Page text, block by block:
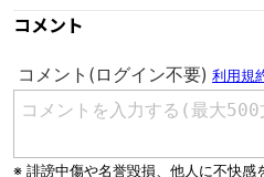
コメント